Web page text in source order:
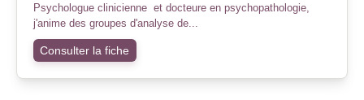
Psychologue clinicienne et docteure en psychopathologie,
j'anime des groupes d'analyse de...
Consulter la fiche